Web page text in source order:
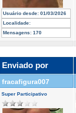
Usuário desde: 01/03/2026
Localidade:
Mensagens: 170
Enviado por
fracafigura007
Super Participativo